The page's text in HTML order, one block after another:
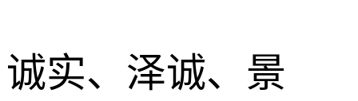
诚实、泽诚、景